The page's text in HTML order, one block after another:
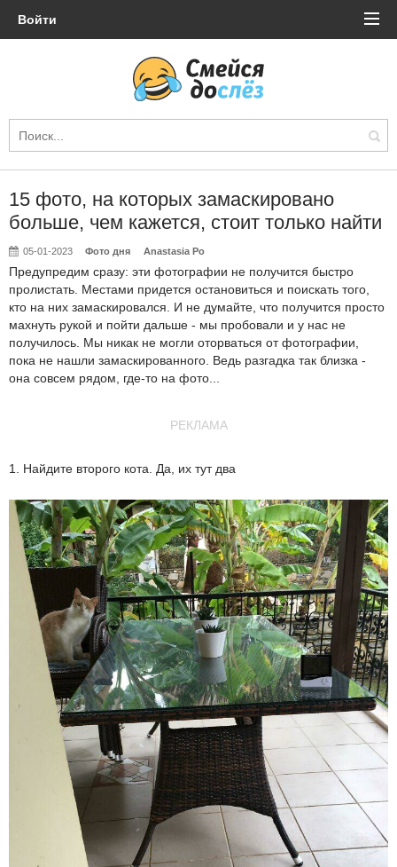
Войти
15 фото, на которых замаскировано
больше, чем кажется, стоит только найти
05-01-2023 Фото дня Anastasia Po
Предупредим сразу: эти фотографии не получится быстро
пролистать. Местами придется остановиться и поискать того,
кто на них замаскировался. И не думайте, что получится просто
махнуть рукой и пойти дальше - мы пробовали и у нас не
получилось. Мы никак не могли оторваться от фотографии,
пока не нашли замаскированного. Ведь разгадка так близка -
она совсем рядом, где-то на фото...
РЕКЛАМА
1. Найдите второго кота. Да, их тут два